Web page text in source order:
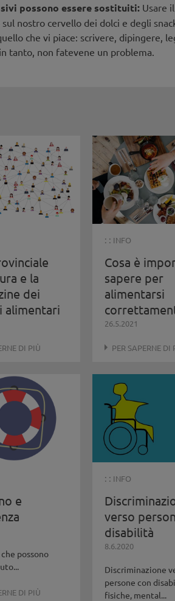
possono essere sostituiti: Usare
nostro cervello dei dolci e degli
che vi piace: scrivere, dipingere,
tanto, non fatevene un problema.
e la
dei
alimentari
DI PIÙ
: : INFO
Cosa è
sapere per
alimentarsi
26.5.2021
PER SAPERNE DI
e
possono
DI PIÙ
: : INFO
verso
disabilità
8.6.2020
Discriminazione
persone con
fisiche, mental...